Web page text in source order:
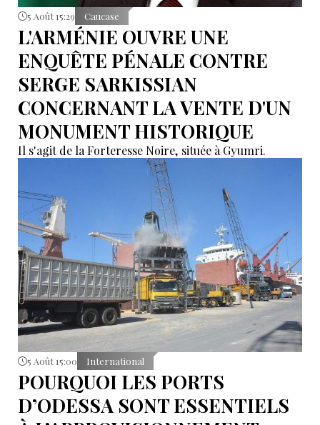
5 Août 15:29 Caucase
L'ARMÉNIE OUVRE UNE
ENQUÊTE PÉNALE CONTRE
SERGE SARKISSIAN
CONCERNANT LA VENTE D'UN
MONUMENT HISTORIQUE
Il s'agit de la Forteresse Noire, située à Gyumri.
5 Août 15:00 International
POURQUOI LES PORTS
D’ODESSA SONT ESSENTIELS